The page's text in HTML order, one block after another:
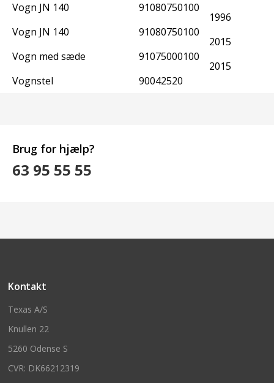
Vogn JN 140
Vogn JN 140
Vogn med sæde
Vognstel
91080750100
91080750100
91075000100
90042520
1996
2015
2015
Brug for hjælp?
63 95 55 55
Kontakt
Texas A/S
Knullen 22
5260 Odense S
CVR: DK66212319